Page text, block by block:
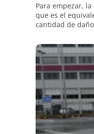
Para empezar,
que es el
cantidad de